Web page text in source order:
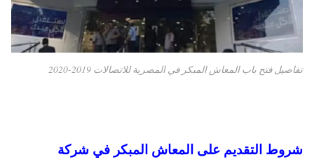
تفاصيل فتح باب المعاش المبكر في المصرية للاتصالات 2019-2020
شروط التقديم على المعاش المبكر في شركة